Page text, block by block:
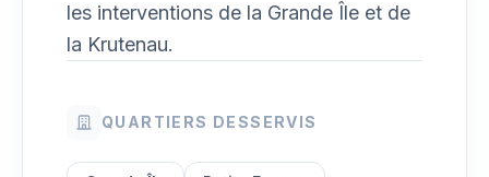
les interventions de la Grande Île et de
la Krutenau.
QUARTIERS DESSERVIS